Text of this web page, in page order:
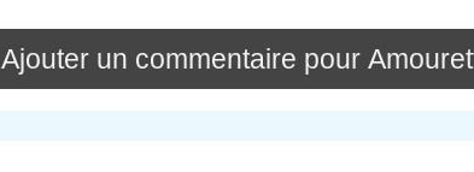
Ajouter un commentaire pour